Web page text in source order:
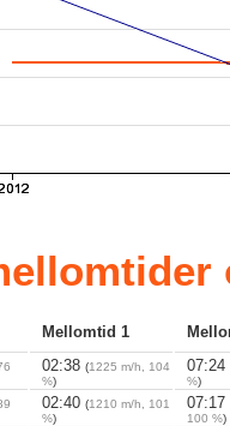
Mellomtid 1
02:38 (1225 m/h, 104
%)
07:24
%)
02:40 (1210 m/h, 101
%)
07:17
100 %)